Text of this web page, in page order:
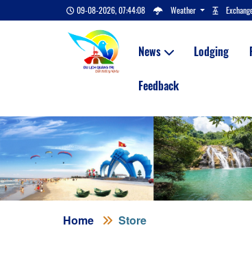
09-08-2026, 07:44:09 Weather
News Lodging
Feedback
Home Store